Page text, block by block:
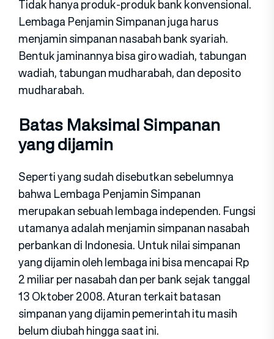
Tidak hanya produk-produk bank konvensional.
Lembaga Penjamin Simpanan juga harus
menjamin simpanan nasabah bank syariah.
Bentuk jaminannya bisa giro wadiah, tabungan
wadiah, tabungan mudharabah, dan deposito
mudharabah.
Batas Maksimal Simpanan
yang dijamin
Seperti yang sudah disebutkan sebelumnya
bahwa Lembaga Penjamin Simpanan
merupakan sebuah lembaga independen. Fungsi
utamanya adalah menjamin simpanan nasabah
perbankan di Indonesia. Untuk nilai simpanan
yang dijamin oleh lembaga ini bisa mencapai Rp
2 miliar per nasabah dan per bank sejak tanggal
13 Oktober 2008. Aturan terkait batasan
simpanan yang dijamin pemerintah itu masih
belum diubah hingga saat ini.